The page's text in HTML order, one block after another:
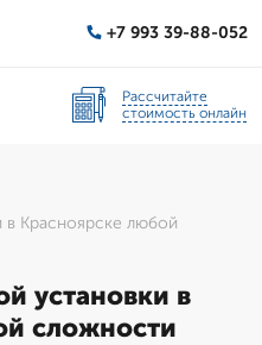
+7 993 39-88-052
Рассчитайте
стоимость онлайн
Красноярске любой
установки в
сложности